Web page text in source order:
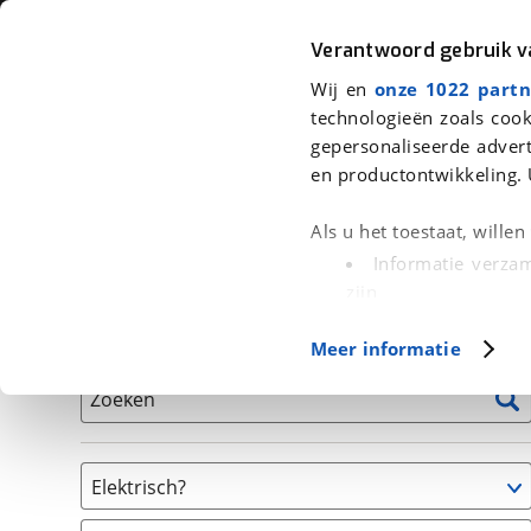
Verantwoord gebruik
Wij en onze 1022
technologieën zoals
gepersonaliseerde
en productontwikkeling.
Als u het toestaat, willen
Informatie
(fingerprinting)
in. U
Cookieverklaring.
Met cookies en
Functionele cookies
Meer informatie
Auto Fiets Motor
We hebben 0 fietsen voor je
Zoeken
Elektrisch?
Niet elektrisch (0)